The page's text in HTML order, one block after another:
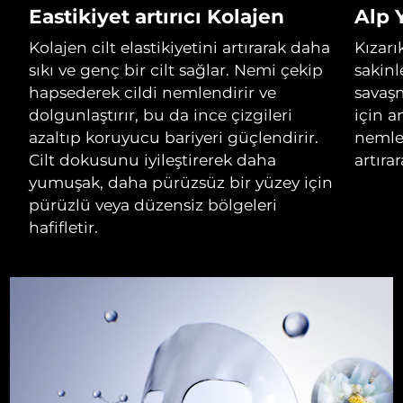
Eastikiyet artırıcı Kolajen
Kolajen cilt elastikiyetini artırarak daha
sıkı ve genç bir cilt sağlar. Nemi çekip
hapsederek cildi nemlendirir ve
dolgunlaştırır, bu da ince çizgileri
azaltıp koruyucu bariyeri güçlendirir.
Cilt dokusunu iyileştirerek daha
yumuşak, daha pürüzsüz bir yüzey için
pürüzlü veya düzensiz bölgeleri
hafifletir.
Alp
için
Çin Makao ÖİB Tahmini teslim tarihi 8/14/26
Malezya Tahmini teslim tarihi
Malta Tahmini teslim tarihi 8/12/26
Meksika Tahmini teslim tarihi 8/16/26
Monako Tahmini teslim tarihi
Tahmini teslim tarihi
Tahmini teslim tarihi 8/15/26